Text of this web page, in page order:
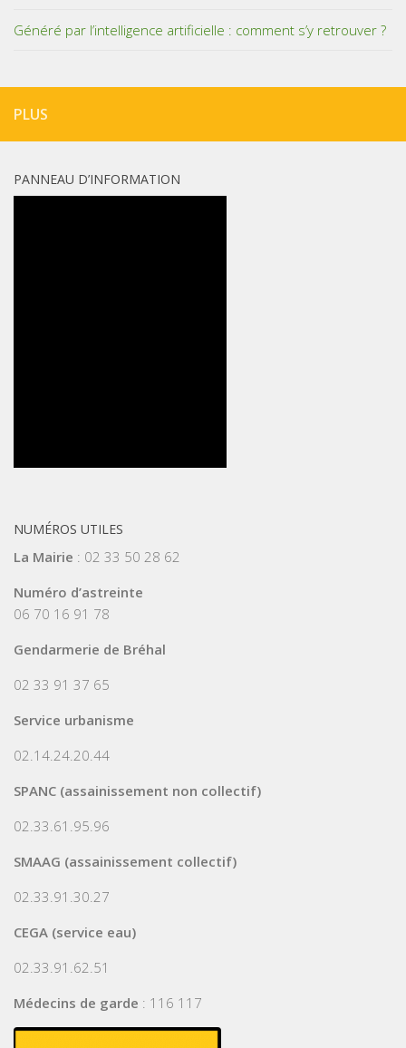
Généré par l’intelligence artificielle : comment s’y retrouver ?
PLUS
PANNEAU D’INFORMATION
NUMÉROS UTILES
La Mairie : 02 33 50 28 62
Numéro d’astreinte
06 70 16 91 78
Gendarmerie de Bréhal
02 33 91 37 65
Service urbanisme
02.14.24.20.44
SPANC (assainissement non collectif)
02.33.61.95.96
SMAAG (assainissement collectif)
02.33.91.30.27
CEGA (service eau)
02.33.91.62.51
Médecins de garde : 116 117